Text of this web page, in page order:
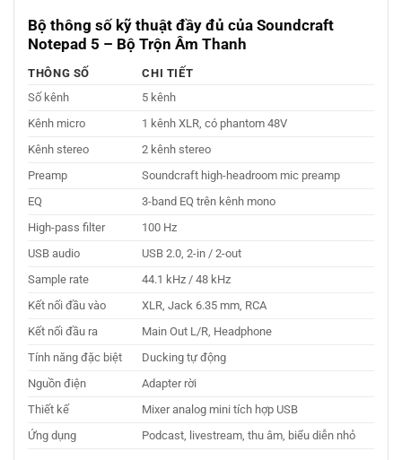
Bộ thông số kỹ thuật đầy đủ của Soundcraft
Notepad 5 – Bộ Trộn Âm Thanh
THÔNG SỐ
CHI TIẾT
Số kênh
5 kênh
Kênh micro
1 kênh XLR, có phantom 48V
Kênh stereo
2 kênh stereo
Preamp
Soundcraft high-headroom mic preamp
EQ
3-band EQ trên kênh mono
High-pass filter
100 Hz
USB audio
USB 2.0, 2-in / 2-out
Sample rate
44.1 kHz / 48 kHz
Kết nối đầu vào
XLR, Jack 6.35 mm, RCA
Kết nối đầu ra
Main Out L/R, Headphone
Tính năng đặc biệt
Ducking tự động
Nguồn điện
Adapter rời
Thiết kế
Mixer analog mini tích hợp USB
Ứng dụng
Podcast, livestream, thu âm, biểu diễn nhỏ